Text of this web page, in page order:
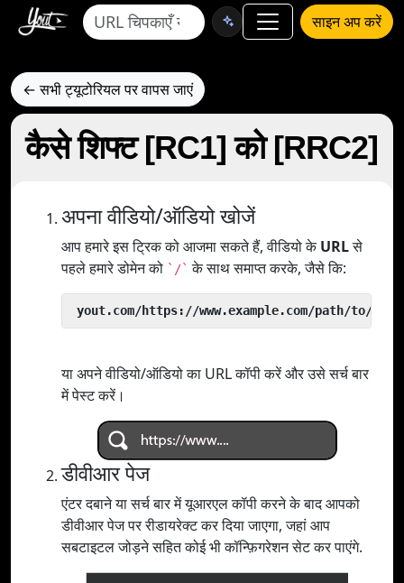
साइन अप करें
← सभी ट्यूटोरियल पर वापस जाएं
कैसे शिफ्ट [RC1] को [RRC2]
अपना वीडियो/ऑडियो खोजें
आप हमारे इस ट्रिक को आजमा सकते हैं, वीडियो केURLसे
पहले हमारे डोमेन को `/` के साथ समाप्त करके, जैसे कि:
yout.com/https://www.example.com/path/to/
या अपने वीडियो/ऑडियो का URL कॉपी करें और उसे सर्च बार
में पेस्ट करें।
डीवीआर पेज
एंटर दबाने या सर्च बार में यूआरएल कॉपी करने के बाद आपको
डीवीआर पेज पर रीडायरेक्ट कर दिया जाएगा, जहां आप
सबटाइटल जोड़ने सहित कोई भी कॉन्फ़िगरेशन सेट कर पाएंगे.